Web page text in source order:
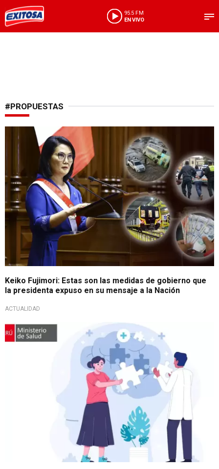
95.5 FM
EN VIVO
#PROPUESTAS
Promesas de gestión
Keiko Fujimori: Estas son las medidas de gobierno que
la presidenta expuso en su mensaje a la Nación
ACTUALIDAD
Gran oportunidad